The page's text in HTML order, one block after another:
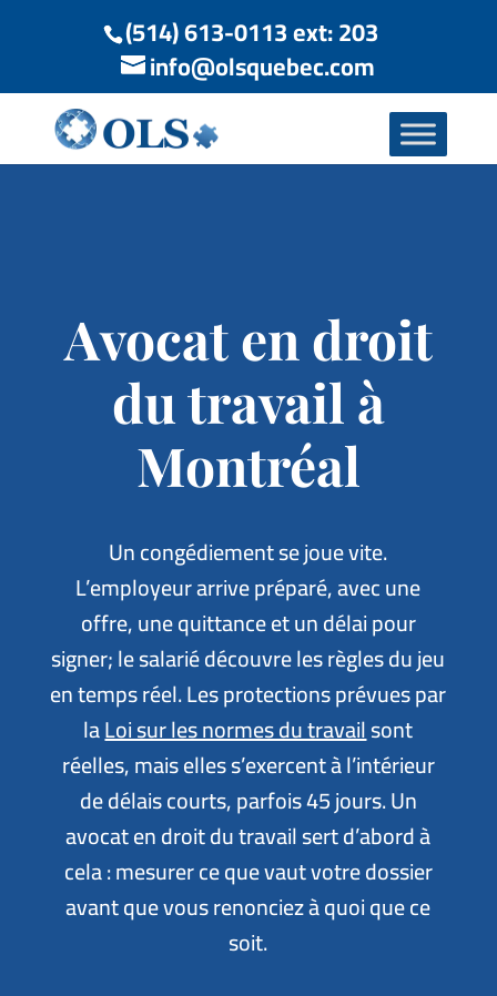
(514) 613-0113 ext: 203
info@olsquebec.com
Avocat en droit
du travail à
Montréal
Un congédiement se joue vite.
L’employeur arrive préparé, avec une
offre, une quittance et un délai pour
signer; le salarié découvre les règles du jeu
en temps réel. Les protections prévues par
laLoi sur les normes du travailsont
réelles, mais elles s’exercent à l’intérieur
de délais courts, parfois 45 jours. Un
avocat en droit du travail sert d’abord à
cela : mesurer ce que vaut votre dossier
avant que vous renonciez à quoi que ce
soit.